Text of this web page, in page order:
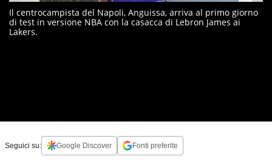
Il centrocampista del Napoli, Anguissa, arriva al primo giorno
di test in versione NBA con la casacca di Lebron James ai
Lakers.
Seguici su: Google Discover Fonti preferite